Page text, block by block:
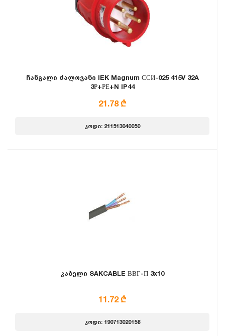
ჩანგალი ძალოვანი IEK Magnum ССИ-025 415V 32A
3Р+РЕ+N IP44
21.78 ₾
კოდი: 211513040050
კაბელი SAKCABLE ВВГ-П 3x10
11.72 ₾
კოდი: 190713020158